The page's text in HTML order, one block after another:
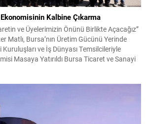
Kalbine Çıkarma
ve Üyelerimizin Önünü Birlikte Açacağız”
Matlı, Bursa’nın Üretim Gücünü Yerinde
Kuruluşları ve İş Dünyası Temsilcileriyle
Masaya Yatırıldı Bursa Ticaret ve Sanayi
Özer Matlı, Bursa ekonomisinin üretim
sanayi bölgeleri ve iş...